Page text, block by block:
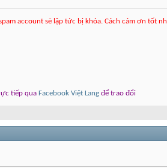
account sẽ lập tức bị khóa. Cách cám ơn tốt
tiếp qua Facebook Việt Lang để trao đổi